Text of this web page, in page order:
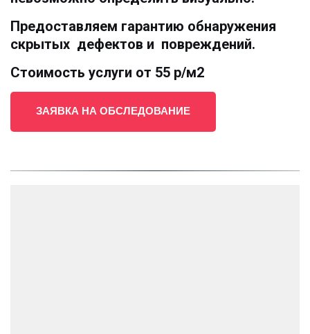
Предоставляем гарантию обнаружения
скрытых  дефектов и  повреждений.
Стоимость услуги от 55 р/м2
ЗАЯВКА НА ОБСЛЕДОВАНИЕ